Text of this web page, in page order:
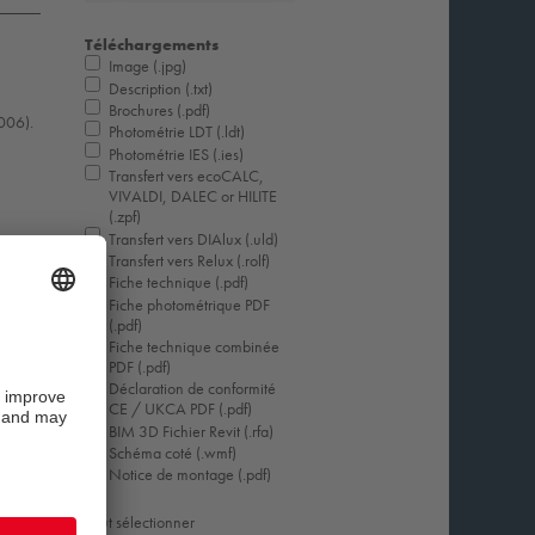
Téléchargements
Image (.jpg)
Description (.txt)
Brochures (.pdf)
Photométrie LDT (.ldt)
Photométrie IES (.ies)
Transfert vers ecoCALC,
VIVALDI, DALEC or HILITE
(.zpf)
Transfert vers DIAlux (.uld)
Transfert vers Relux (.rolf)
Fiche technique (.pdf)
Fiche photométrique PDF
(.pdf)
Fiche technique combinée
PDF (.pdf)
Déclaration de conformité
CE / UKCA PDF (.pdf)
BIM 3D Fichier Revit (.rfa)
Schéma coté (.wmf)
Notice de montage (.pdf)
Tout sélectionner